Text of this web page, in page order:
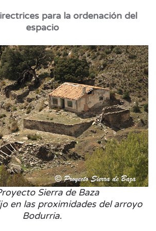
para la ordenación del
espacio
Sierra de Baza
en las proximidades del arroyo
Bodurria.